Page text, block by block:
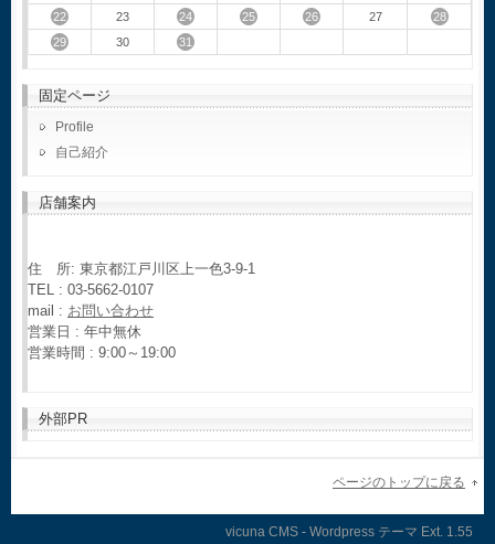
22
23 24 25 26 27
28
29
30 31
固定ページ
Profile
自己紹介
店舗案内
住 所: 東京都江戸川区上一色3-9-1
TEL : 03-5662-0107
mail : お問い合わせ
営業日 : 年中無休
営業時間 : 9:00～19:00
外部PR
ページのトップに戻る
vicuna CMS - Wordpress テーマ Ext.